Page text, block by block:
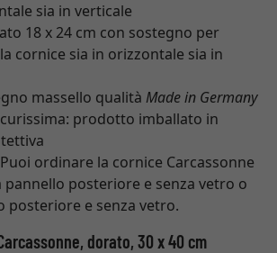
sia in verticale
18 x 24 cm con sostegno per
cornice sia in orizzontale sia in
massello qualità Made in Germany
prodotto imballato in
Puoi ordinare la cornice Carcassonne
pannello posteriore e senza vetro o
posteriore e senza vetro.
dorato, 30 x 40 cm